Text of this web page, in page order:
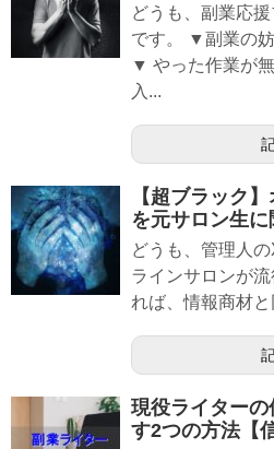
どうも、副業応
です。 ▼副業の
▼ やった作業が
入...
【超ブラック
を元サロン生
どうも、管理人
ラインサロンが
れば、情報商材
現役ライター
す2つの方法【